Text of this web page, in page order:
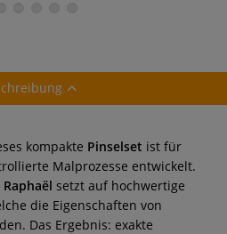
kompakte Pinselset ist für
Malprozesse entwickelt.
setzt auf hochwertige
die Eigenschaften von
Das Ergebnis: exakte